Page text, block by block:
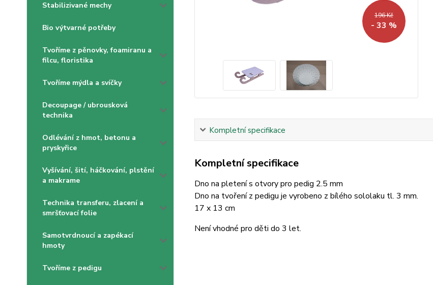
Stabilizivané mechy
Bio výtvarné potřeby
Tvoříme z pěnovky, foamiranu a
filcu, floristika
Tvoříme mýdla a svíčky
Decoupage / ubrousková
technika
Odlévání z hmot, betonu a
pryskyřice
Vyšívání, šití, háčkování, plstění
a makrame
Technika transferu, zlacení a
smršťovací folie
Samotvrdnoucí a zapékací
hmoty
Tvoříme z pedigu
196 Kč
- 33 %
Kompletní specifikace
Kompletní specifikace
Dno na pletení s otvory pro pedig 2.5 mm
Dno na tvoření z pedigu je vyrobeno z bílého sololaku tl. 3 mm.
17 x 13 cm
Není vhodné pro děti do 3 let.